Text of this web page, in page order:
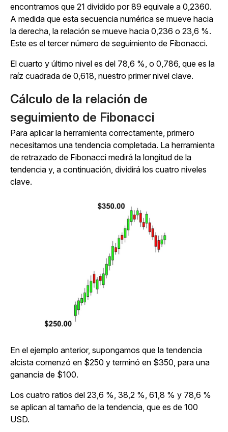
encontramos que 21 dividido por 89 equivale a 0,2360.
A medida que esta secuencia numérica se mueve hacia
la derecha, la relación se mueve hacia 0,236 o 23,6 %.
Este es el tercer número de seguimiento de Fibonacci.
El cuarto y último nivel es del 78,6 %, o 0,786, que es la
raíz cuadrada de 0,618, nuestro primer nivel clave.
Cálculo de la relación de
seguimiento de Fibonacci
Para aplicar la herramienta correctamente, primero
necesitamos una tendencia completada. La herramienta
de retrazado de Fibonacci medirá la longitud de la
tendencia y, a continuación, dividirá los cuatro niveles
clave.
En el ejemplo anterior, supongamos que la tendencia
alcista comenzó en $250 y terminó en $350, para una
ganancia de $100.
Los cuatro ratios del 23,6 %, 38,2 %, 61,8 % y 78,6 %
se aplican al tamaño de la tendencia, que es de 100
USD.